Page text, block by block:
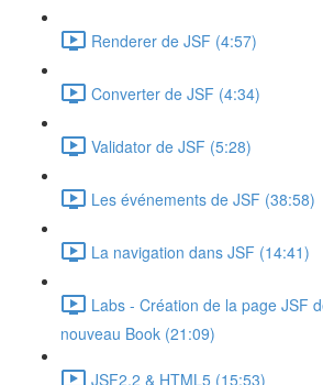
Renderer de JSF (4:57)
Converter de JSF (4:34)
Validator de JSF (5:28)
Les événements de JSF (38:58)
La navigation dans JSF (14:41)
Labs - Création de la page JSF
nouveau Book (21:09)
JSF2.2 & HTML5 (15:53)